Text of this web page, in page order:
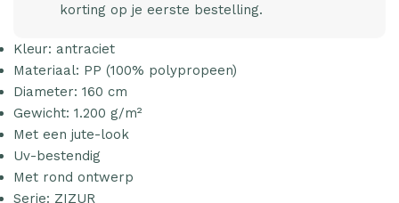
korting op je eerste bestelling.
Kleur: antraciet
Materiaal: PP (100% polypropeen)
Diameter: 160 cm
Gewicht: 1.200 g/m²
Met een jute-look
Uv-bestendig
Met rond ontwerp
Serie: ZIZUR